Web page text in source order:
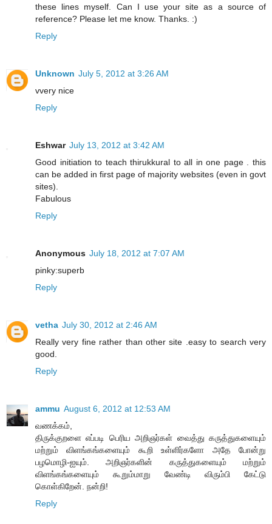
these lines myself. Can I use your site as a source of
reference? Please let me know. Thanks. :)
Reply
Unknown July 5, 2012 at 3:26 AM
vvery nice
Reply
Eshwar July 13, 2012 at 3:42 AM
Good initiation to teach thirukkural to all in one page . this
can be added in first page of majority websites (even in govt
sites).
Fabulous
Reply
Anonymous July 18, 2012 at 7:07 AM
pinky:superb
Reply
vetha July 30, 2012 at 2:46 AM
Really very fine rather than other site .easy to search very
good.
Reply
ammu August 6, 2012 at 12:53 AM
வணக்கம்,
திருக்குறளை எப்படி பெரிய அறிஞர்கள் வைத்து கருத்துகளையும்
மற்றும் விளங்கங்களையும் கூறி உள்ளிர்களோ அதே போன்று
பழமொழி-ஐயும். அறிஞர்களின் கருத்துகளையும் மற்றும்
விளங்கங்களையும் கூறும்மாறு வேண்டி விரும்பி கேட்டு
கொள்கிறேன். நன்றி!
Reply